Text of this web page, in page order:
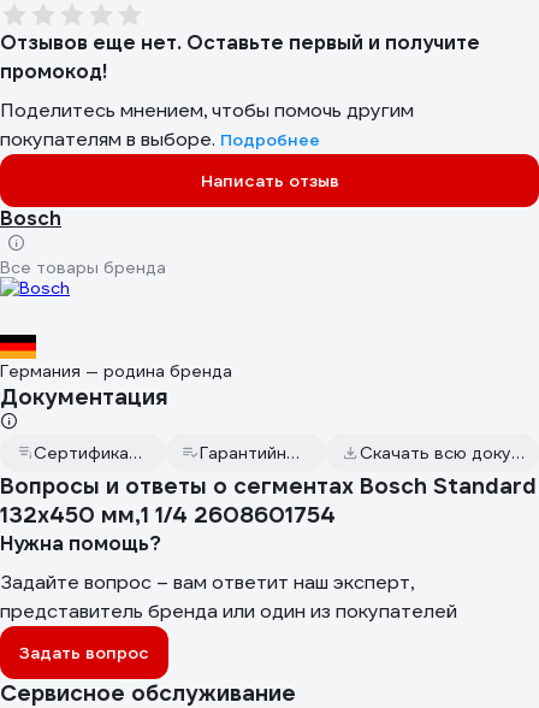
Отзывов еще нет. Оставьте первый и получите
промокод!
Поделитесь мнением, чтобы помочь другим
покупателям в выборе. Подробнее
Написать отзыв
Bosch
Все товары бренда
Германия — родина бренда
Документация
Сертификат дилера Гарантийный талон Скачать всю документацию
Вопросы и ответы о сегментах Bosch Standard
132x450 мм,1 1/4 2608601754
Нужна помощь?
Задайте вопрос – вам ответит наш эксперт,
представитель бренда или один из покупателей
Задать вопрос
Сервисное обслуживание